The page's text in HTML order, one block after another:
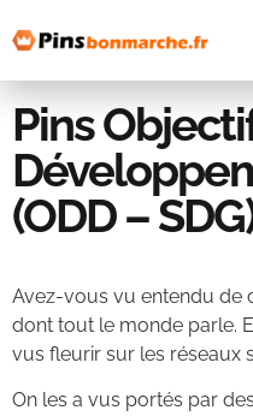
Pins
(ODD –
Avez-vous vu entendu de
dont tout le monde parle.
vus fleurir sur les réseaux
On les a vus portés par